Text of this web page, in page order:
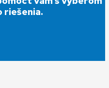
riešenia.